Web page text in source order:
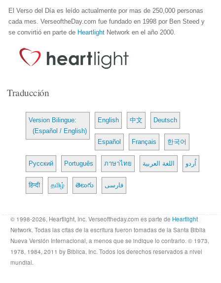
El Verso del Día es leído actualmente por mas de 250,000 personas
cada mes. VerseoftheDay.com fue fundado en 1998 por Ben Steed y
se convirtió en parte de Heartlight Network en el año 2000.
Traducción
Version Bilingue:
(Español / English)
English 中文 Deutsch
Español Français 한국어
Русский Português ภาษาไทย اللغة العربية اُردو
हिन्दी தமிழ் తెలుగు فارسی
© 1998-2026, Heartlight, Inc. Verseoftheday.com es parte de Heartlight
Network. Todas las citas de la escritura fueron tomadas de la Santa Biblia
Nueva Versión Internacional, a menos que se indique lo contrario. © 1973,
1978, 1984, 2011 by Biblica, Inc. Todos los derechos reservados a nivel
mundial.